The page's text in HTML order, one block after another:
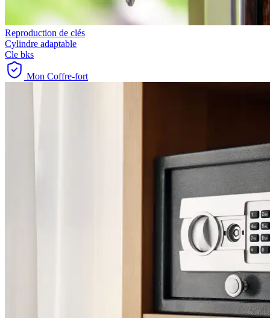
Reproduction de clés
Cylindre adaptable
Cle bks
Mon Coffre-fort